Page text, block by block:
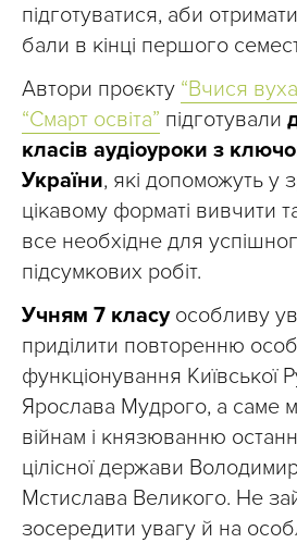
підготуватися, аби
бали в кінці першого
Автори проєкту “Вчися
“Смарт освіта” підготували
класів аудіоуроки з
України, які допоможуть у
цікавому форматі вивчити
все необхідне для
підсумкових робіт.
Учням 7 класу особливу
приділити повторенню
функціонування Київської
Ярослава Мудрого, а саме
війнам і князюванню
цілісної держави
Мстислава Великого. Не
зосередити увагу й на